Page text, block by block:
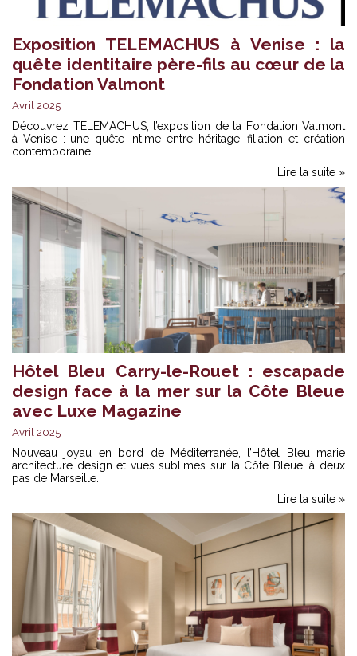
Exposition TELEMACHUS à Venise : la
quête identitaire père-fils au cœur de la
Fondation Valmont
Avril 2025
Découvrez TELEMACHUS, l’exposition de la Fondation Valmont
à Venise : une quête intime entre héritage, filiation et création
contemporaine.
Lire la suite »
Hôtel Bleu Carry-le-Rouet : escapade
design face à la mer sur la Côte Bleue
avec Luxe Magazine
Avril 2025
Nouveau joyau en bord de Méditerranée, l’Hôtel Bleu marie
architecture design et vues sublimes sur la Côte Bleue, à deux
pas de Marseille.
Lire la suite »